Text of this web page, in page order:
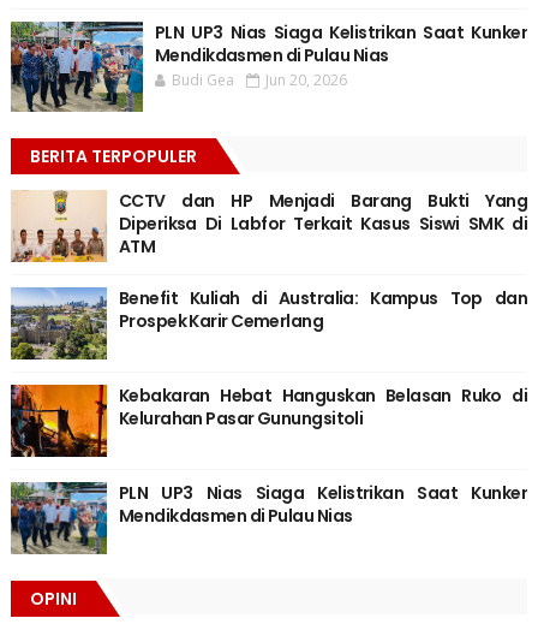
PLN UP3 Nias Siaga Kelistrikan Saat Kunker
Mendikdasmen di Pulau Nias
Budi Gea Jun 20, 2026
BERITA TERPOPULER
CCTV dan HP Menjadi Barang Bukti Yang
Diperiksa Di Labfor Terkait Kasus Siswi SMK di
ATM
Benefit Kuliah di Australia: Kampus Top dan
Prospek Karir Cemerlang
Kebakaran Hebat Hanguskan Belasan Ruko di
Kelurahan Pasar Gunungsitoli
PLN UP3 Nias Siaga Kelistrikan Saat Kunker
Mendikdasmen di Pulau Nias
OPINI